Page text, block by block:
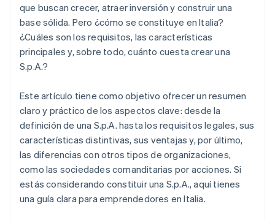
que buscan crecer, atraer inversión y construir una
base sólida. Pero ¿cómo se constituye en Italia?
¿Cuáles son los requisitos, las características
principales y, sobre todo, cuánto cuesta crear una
S.p.A.?
Este artículo tiene como objetivo ofrecer un resumen
claro y práctico de los aspectos clave: desde la
definición de una S.p.A. hasta los requisitos legales, sus
características distintivas, sus ventajas y, por último,
las diferencias con otros tipos de organizaciones,
como las sociedades comanditarias por acciones. Si
estás considerando constituir una S.p.A., aquí tienes
una guía clara para emprendedores en Italia.